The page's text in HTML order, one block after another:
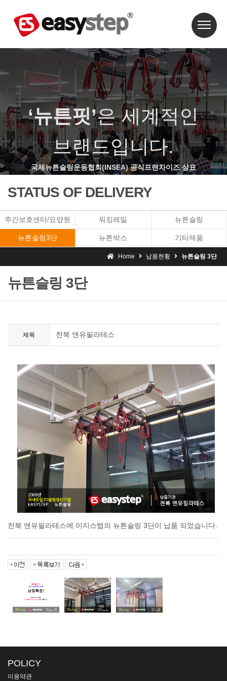
‘뉴튼핏’은 세계적인
브랜드입니다.
국제뉴튼슬링운동협회(INSEA) 공식프랜차이즈 상표
STATUS OF DELIVERY
주간보호센터/요양원 워킹레일 뉴튼슬링
뉴튼슬링3단 뉴튼박스 기타제품
Home 납품현황 뉴튼슬링 3단
뉴튼슬링 3단
제목 전북 앤유필라테스
전북 앤유필라테스에 이지스텝의 뉴튼슬링 3단이 납품 되었습니다.
POLICY
이용약관